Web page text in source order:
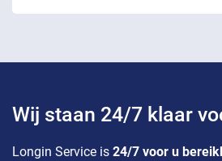
Wij staan 24/7 klaar
Longin Service is 24/7 voor u